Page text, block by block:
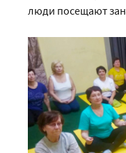
люди посещают